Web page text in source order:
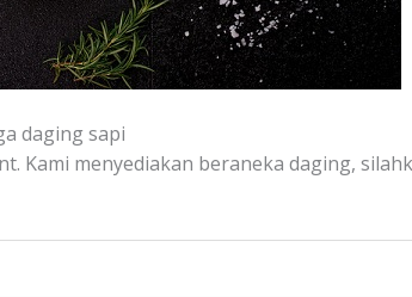
daging sapi
Kami menyediakan beraneka daging,